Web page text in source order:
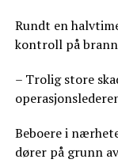
Rundt en
kontroll på
– Trolig store
Beboere i
dører på grunn